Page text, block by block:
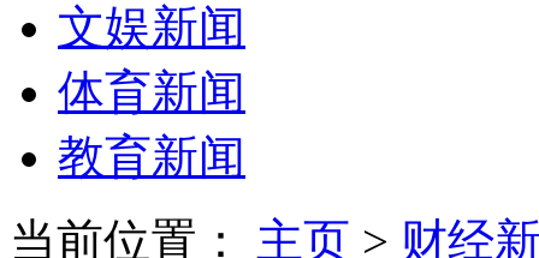
文娱新闻
体育新闻
教育新闻
当前位置： 主页 > 财经